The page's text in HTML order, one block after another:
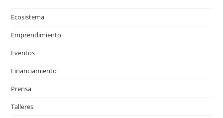
Ecosistema
Emprendimiento
Eventos
Financiamiento
Prensa
Talleres